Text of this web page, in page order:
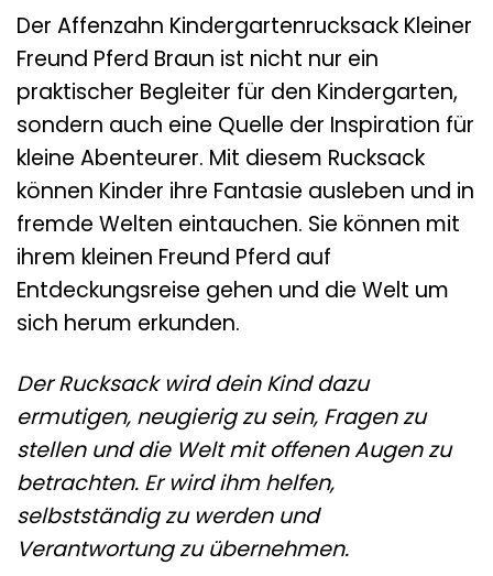
Der Affenzahn Kindergartenrucksack Kleiner
Freund Pferd Braun ist nicht nur ein
praktischer Begleiter für den Kindergarten,
sondern auch eine Quelle der Inspiration für
kleine Abenteurer. Mit diesem Rucksack
können Kinder ihre Fantasie ausleben und in
fremde Welten eintauchen. Sie können mit
ihrem kleinen Freund Pferd auf
Entdeckungsreise gehen und die Welt um
sich herum erkunden.
Der Rucksack wird dein Kind dazu
ermutigen, neugierig zu sein, Fragen zu
stellen und die Welt mit offenen Augen zu
betrachten. Er wird ihm helfen,
selbstständig zu werden und
Verantwortung zu übernehmen.